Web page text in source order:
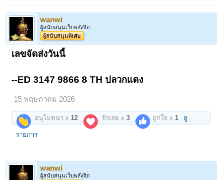
wanwi
ผู้สนับสนุนเว็บพลังจิต
ผู้สนับสนุนพิเศษ
เลขจัดส่งวันนี้
--ED 3147 9866 8 TH ปลวกแดง
15 พฤษภาคม 2026
อนุโมทนา x 12 รักเลย x3 ถูกใจ x 1 ดู
รายการ
wanwi
ผู้สนับสนุนเว็บพลังจิต